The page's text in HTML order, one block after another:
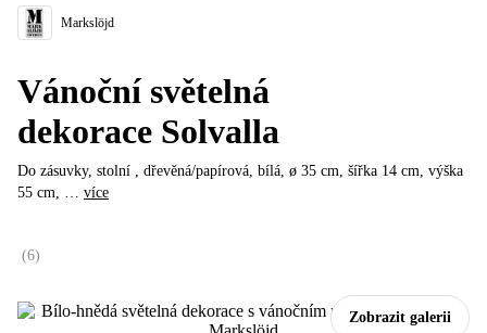
Zobrazit galerii
Markslöjd
Vánoční světelná
dekorace Solvalla
Do zásuvky, stolní , dřevěná/papírová, bílá, ø 35 cm, šířka 14 cm, výška
55 cm, … více
(6)